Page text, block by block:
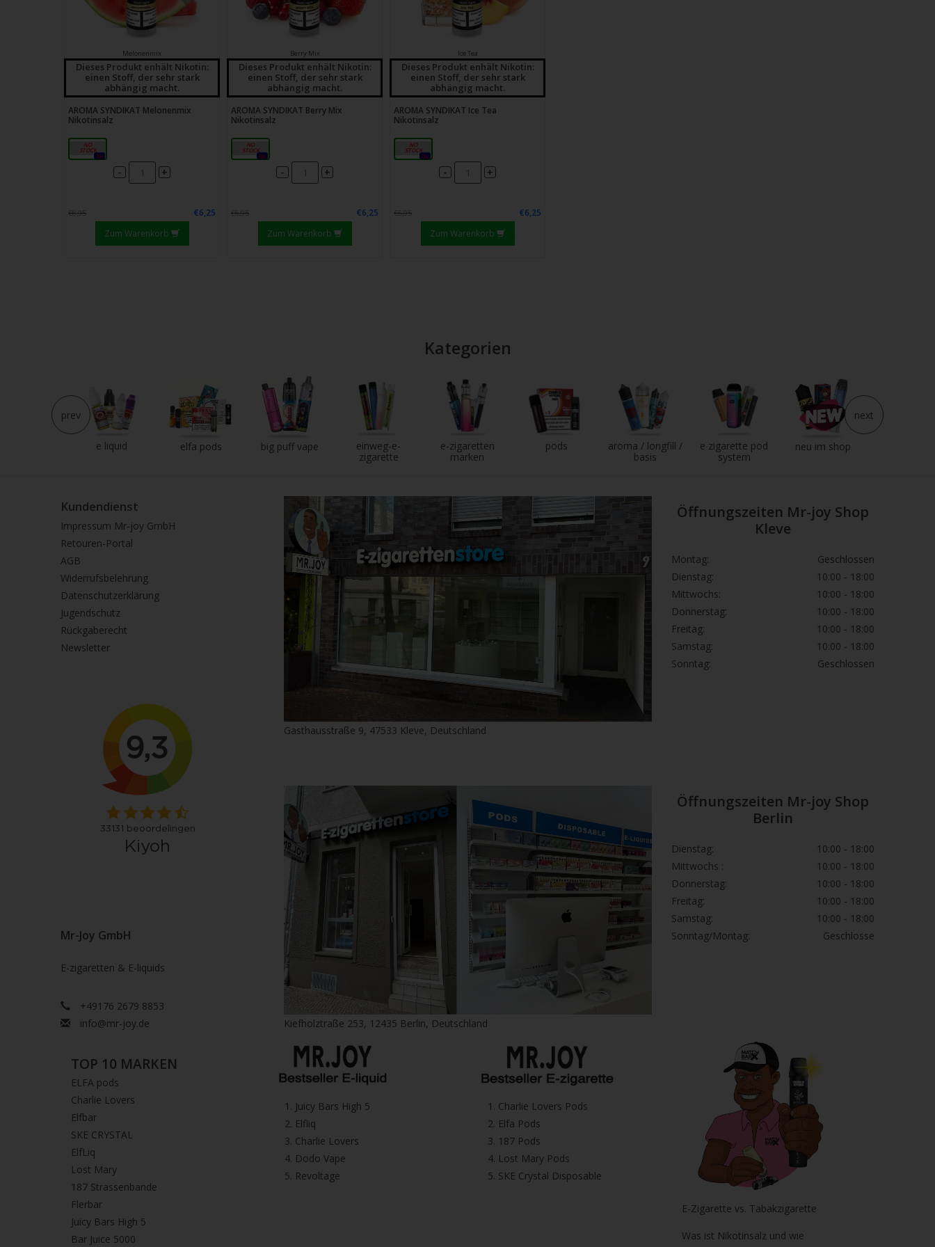
Melonenmix
Dieses Produkt enhält Nikotin:
einen Stoff, der sehr stark
abhängig macht.
AROMA SYNDIKAT Melonenmix
Nikotinsalz
18mg
0x
- +
€6,95
€6,25
Zum Warenkorb
Berry Mix
Dieses Produkt enhält Nikotin:
einen Stoff, der sehr stark
abhängig macht.
AROMA SYNDIKAT Berry Mix
Nikotinsalz
18mg
0x
- +
€6,95
€6,25
Zum Warenkorb
Ice Tea
Dieses Produkt enhält Nikotin:
einen Stoff, der sehr stark
abhängig macht.
AROMA SYNDIKAT Ice Tea
Nikotinsalz
18mg
0x
- +
€6,95
€6,25
Zum Warenkorb
Kategorien
e liquid elfa pods big puff vape
einweg-e-
zigarette
e-zigaretten
marken
pods
aroma / longfill /
basis
e zigarette pod
system
neu im shop
prev next
Kundendienst
Impressum Mr-joy GmbH
Retouren-Portal
AGB
Widerrufsbelehrung
Datenschutzerklärung
Jugendschutz
Rückgaberecht
Newsletter
Mr-Joy GmbH
E-zigaretten & E-liquids
+49176 2679 8853
info@mr-joy.de
Gasthausstraße 9, 47533 Kleve, Deutschland
Kiefholztraße 253, 12435 Berlin, Deutschland
Öffnungszeiten Mr-joy Shop
Kleve
Montag:
Geschlossen
Dienstag:
10:00 - 18:00
Mittwochs:
10:00 - 18:00
Donnerstag:
10:00 - 18:00
Freitag:
10:00 - 18:00
Samstag:
10:00 - 18:00
Sonntag:
Geschlossen
Öffnungszeiten Mr-joy Shop
Berlin
Dienstag:
10:00 - 18:00
Mittwochs :
10:00 - 18:00
Donnerstag:
10:00 - 18:00
Freitag:
10:00 - 18:00
Samstag:
10:00 - 18:00
Sonntag/Montag:
Geschlosse
TOP 10 MARKEN
ELFA pods
Charlie Lovers
Elfbar
SKE CRYSTAL
ElfLiq
Lost Mary
187 Strassenbande
Flerbar
Juicy Bars High 5
Bar Juice 5000
1.⁠ ⁠Juicy Bars High 5
2.⁠ ⁠⁠Elfliq
3.⁠ ⁠⁠Charlie Lovers
4.⁠ ⁠⁠Dodo Vape
5. ⁠Revoltage
1.⁠ ⁠Charlie Lovers Pods
2.⁠ ⁠⁠Elfa Pods
3.⁠ ⁠⁠187 Pods
4.⁠ ⁠⁠Lost Mary Pods
5.⁠ ⁠⁠SKE Crystal Disposable
E-Zigarette vs. Tabakzigarette
Was ist Nikotinsalz und wie